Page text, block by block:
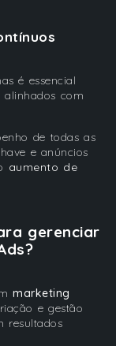
é essencial
alinhados com
de todas as
e anúncios
aumento de
gerenciar
marketing
e gestão
resultados